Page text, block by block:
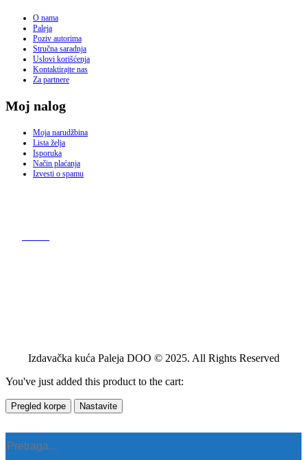
O nama
Paleja
Poziv autorima
Stručna saradnja
Uslovi korišćenja
Kontaktirajte nas
Za partnere
Moj nalog
Moja narudžbina
Lista želja
Isporuka
Način plaćanja
Izvesti o spamu
Izdavačka kuća Paleja DOO © 2025. All Rights Reserved
You've just added this product to the cart:
Pregled korpe Nastavite